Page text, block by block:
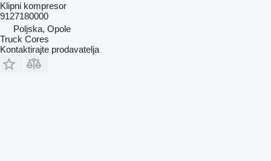
Klipni kompresor
9127180000
Poljska, Opole
Truck Cores
Kontaktirajte prodavatelja